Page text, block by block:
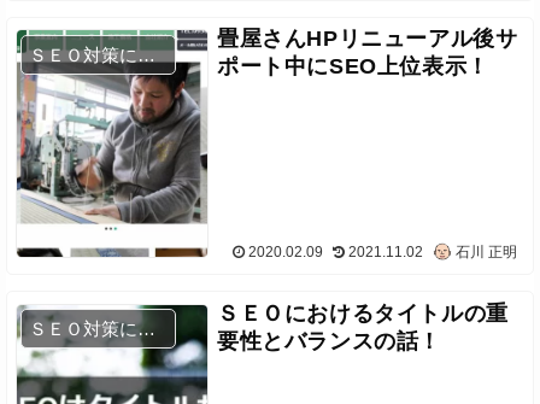
ＳＥＯ対策について
畳屋さんHPリニューアル後サ
ポート中にSEO上位表示！
2020.02.09 2021.11.02 石川 正明
ＳＥＯ対策について
ＳＥＯにおけるタイトルの重
要性とバランスの話！